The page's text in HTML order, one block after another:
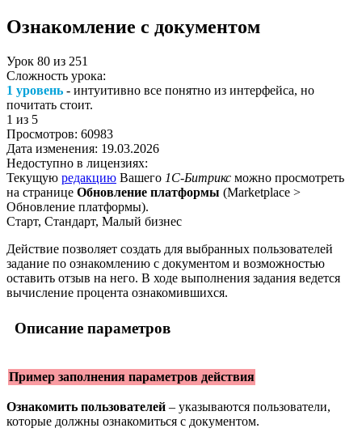
Ознакомление с документом
Урок 80 из 251
Сложность урока:
1 уровень - интуитивно все понятно из интерфейса, но
почитать стоит.
1 из 5
Просмотров: 60983
Дата изменения: 19.03.2026
Недоступно в лицензиях:
Текущую редакцию Вашего 1С-Битрикс можно просмотреть
на странице Обновление платформы (Marketplace >
Обновление платформы).
Старт, Стандарт, Малый бизнес
Действие позволяет создать для выбранных пользователей
задание по ознакомлению с документом и возможностью
оставить отзыв на него. В ходе выполнения задания ведется
вычисление процента ознакомившихся.
Описание параметров
Пример заполнения параметров действия
Ознакомить пользователей – указываются пользователи,
которые должны ознакомиться с документом.